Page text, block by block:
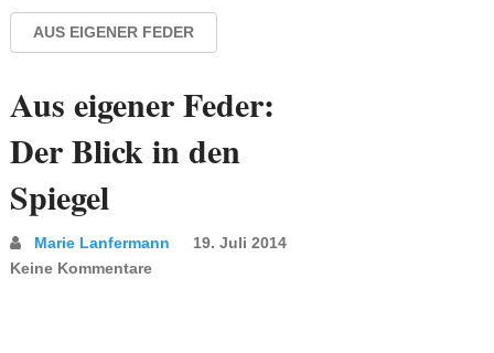
AUS EIGENER FEDER
Aus eigener Feder:
Der Blick in den
Spiegel
Marie Lanfermann
19. Juli 2014
Keine Kommentare